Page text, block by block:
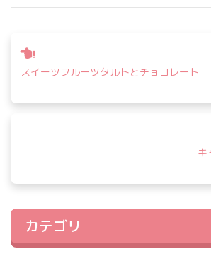
稿
ナ
ビ
ン
スイーツフルーツタルトとチョコレート
キ
カテゴリ